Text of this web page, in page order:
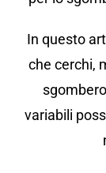
In questo
che cerchi,
variabili